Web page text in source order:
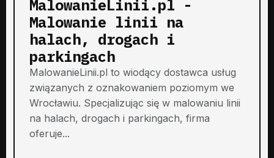
MalowanieLinii.pl -
Malowanie linii na
halach, drogach i
parkingach
MalowanieLinii.pl to wiodący dostawca usług
związanych z oznakowaniem poziomym we
Wrocławiu. Specjalizując się w malowaniu linii
na halach, drogach i parkingach, firma
oferuje...